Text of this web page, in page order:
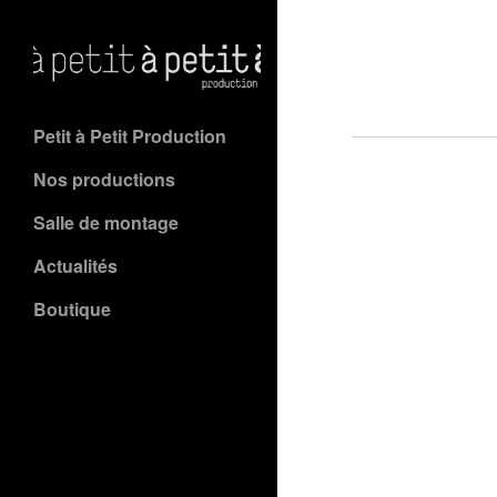
Petit à Petit Production
Nos productions
Salle de montage
Actualités
Boutique